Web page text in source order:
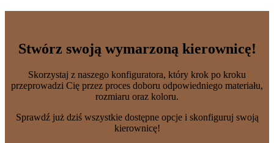
Stwórz swoją wymarzoną kierownicę!
Skorzystaj z naszego konfiguratora, który krok po kroku
przeprowadzi Cię przez proces doboru odpowiedniego materiału,
rozmiaru oraz koloru.
Sprawdź już dziś wszystkie dostępne opcje i skonfiguruj swoją
kierownicę!